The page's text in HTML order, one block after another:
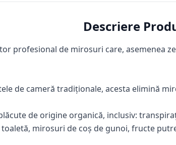
Descriere
profesional de mirosuri care, asemenea
de cameră tradiționale, acesta elimină
de origine organică, inclusiv:
mirosuri de coș de gunoi, fructe